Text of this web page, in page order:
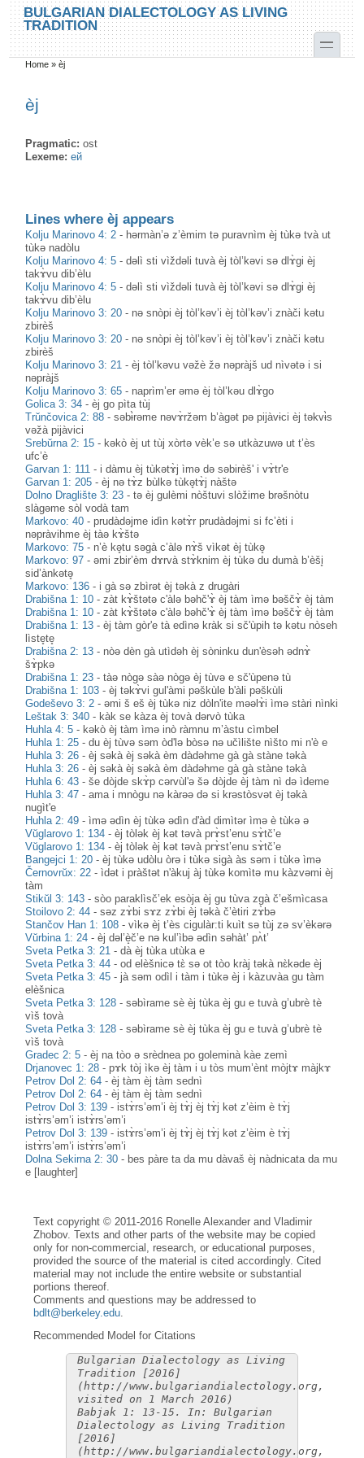
Skip to main content
Skip to search
BULGARIAN DIALECTOLOGY AS LIVING
TRADITION
toggle
You are here
Home »èj
èj
Pragmatic:ost
Lexeme:ей
Lines where èj appears
Kolju Marinovo 4: 2 - hərmàn’ə z’èmim tə puravnìm èj tùkə tvà ut
tùkə nadòlu
Kolju Marinovo 4: 5 -dəlì sti vìždəli tuvà èj tòl’kəvi sə dlɤ̀gi èj
takɤ̀vu dib’èlu
Kolju Marinovo 4: 5 -dəlì sti vìždəli tuvà èj tòl’kəvi sə dlɤ̀gi èj
takɤ̀vu dib’èlu
Kolju Marinovo 3: 20 - nə snòpi èj tòl’kəv’i èj tòl’kəv’i znàči kətu
zbirèš
Kolju Marinovo 3: 20 - nə snòpi èj tòl’kəv’i èj tòl’kəv’i znàči kətu
zbirèš
Kolju Marinovo 3: 21 -èj tòl’kəvu vəžè žə nəpràjš ud nìvətə i si
nəpràjš
Kolju Marinovo 3: 65 - naprìm’er əmə èj tòl’kəu dlɤ̀go
Golica 3: 34 -èj go pìta tùj
Trŭnčovica 2: 88 -səbɨ̀rəme nəvɤ̀ržəm b’àgət pə pijàvɨci èj təkvɨ̀s
vəžà pijàvici
Srebŭrna 2: 15 - kəkò èj ut tùj xòrtə vèk’e sə utkàzuwə ut t’ès
ufc’è
Garvan 1: 111 - i dàmu èj tùkətɤ̀j ìmə də səbirèš' i vɤ̀tr'e
Garvan 1: 205 -èj nə tɤ̀z bùlkə tùkə̥tɤ̀j nàštə
Dolno Draglište 3: 23 -tə èj gulèmi nòštuvi slòžime brəšnòtu
slàgəme sòl vodà tam
Markovo: 40 -prudàdəjme idìn kətɤ̀r prudàdəjmi si fc’èti i
nəpràvihme èj tàə kɤ̀štə
Markovo: 75 - n’è kə̥tu səgà c’àlə nɤ̀š vìkət èj tùkə̥
Markovo: 97 -əmi zbir’èm dɤrvà stɤ̀knim èj tùkə du dumà b’èši̥
sid’ànkətə̥
Markovo: 136 - i gà sə zbìrət èj təkà z drugàri
Drabišna 1: 10 -zàt kɤ̀štətə c'àlə bəhč'ɤ̀ èj tàm ìmə bəščɤ̀ èj tàm
Drabišna 1: 10 -zàt kɤ̀štətə c'àlə bəhč'ɤ̀ èj tàm ìmə bəščɤ̀ èj tàm
Drabišna 1: 13 -èj tàm gòr'e tà edìnə kràk si sč'ùpih tə kətu nòseh
lìste̥te̥
Drabišna 2: 13 - nòə dèn gà utìdəh èj sòninku dun'èsəh ədnɤ̀
šɤ̀pkə
Drabišna 1: 23 -tàə nògə sàə nògə èj tùvə e sč'ùpenə tù
Drabišna 1: 103 -èj təkɤ̀vi gul'àmi pəškùle b'àli pəškùli
Godeševo 3: 2 -əmi š eš èj tùkə niz dòln'ite məəlɤ̀i ìmə stàri nìnki
Leštak 3: 340 - kàk se kàza èj tovà dərvò tùka
Huhla 4: 5 - kəkò èj tàm ìmə inò ràmnu m’àstu cìmbel
Huhla 1: 25 -du èj tùvə səm òd'lə bòsə nə učìlište nìšto mi n'è e
Huhla 3: 26 -èj səkà èj səkà èm dàdəhme gà gà stàne təkà
Huhla 3: 26 -èj səkà èj səkà èm dàdəhme gà gà stàne təkà
Huhla 6: 43 -še dòjde skɤ̀p cərvùl'ə šə dòjde èj tàm nì də ìdeme
Huhla 3: 47 -ama i mnògu nə kàrəə də si krəstòsvət èj təkà
nugìt'e
Huhla 2: 49 -ìmə ədìn èj tùkə ədìn d'àd dimìtər ìmə è tùkə ə
Vŭglarovo 1: 134 -èj tòlək èj kət təvà prɤ̀st’enu sɤ̀tč’e
Vŭglarovo 1: 134 -èj tòlək èj kət təvà prɤ̀st’enu sɤ̀tč’e
Bangejci 1: 20 -èj tùkə udòlu òrə i tùkə sigà às səm i tùkə ìmə
Černovrŭx: 22 -ìdət i pràštət n'àkuj àj tùkə komìtə mu kàzvəmi èj
tàm
Stikŭl 3: 143 -sòo paraklìsč’ek esòja èj gu tùva zgà č’ešmìcasa
Stoilovo 2: 44 -sәz zɤ̀bi sɤz zɤ̀bi èj tәkà č’ètiri zɤ̀bә
Stančov Han 1: 108 -vìkә èj t’ès cigulàr:ti kuìt sә tùj zә sv’èkәrә
Vŭrbina 1: 24 -èj dəl’è̝č’e nə kul’ìbə ədìn səhàt’ pʌ̀t’
Sveta Petka 3: 21 -dà èj tùka utùka e
Sveta Petka 3: 44 -od elèšnicə tɛ̀ sə ot tòo kràj təkà nɛ̀kəde èj
Sveta Petka 3: 45 - jà səm odìl i tàm i tùkə èj i kàzuvàa gu tàm
elèšnica
Sveta Petka 3: 128 -səbìrame sè èj tùka èj gu e tuvà g’ubrè tè
vìš tovà
Sveta Petka 3: 128 -səbìrame sè èj tùka èj gu e tuvà g’ubrè tè
vìš tovà
Gradec 2: 5 -èj na tòo ə srèdnea po goleminà kàe zemì
Drjanovec 1: 28 -pɤk tòj ìkə èj tàm i u tòs mum’ènt mòjtɤ màjkɤ
Petrov Dol 2: 64 -èj tàm èj tàm sednì
Petrov Dol 2: 64 -èj tàm èj tàm sednì
Petrov Dol 3: 139 - istɤ̀rs’əm’i èj tɤ̀j èj tɤ̀j kət z’èim è tɤ̀j
istɤ̀rs’əm’i istɤ̀rs’əm’i
Petrov Dol 3: 139 - istɤ̀rs’əm’i èj tɤ̀j èj tɤ̀j kət z’èim è tɤ̀j
istɤ̀rs’əm’i istɤ̀rs’əm’i
Dolna Sekirna 2: 30 - bes pàre ta da mu dàvaš èj nàdnicata da mu
e [laughter]
Text copyright © 2011-2016 Ronelle Alexander and Vladimir
Zhobov. Texts and other parts of the website may be copied
only for non-commercial, research, or educational purposes,
provided the source of the material is cited accordingly. Cited
material may not include the entire website or substantial
portions thereof.
Comments and questions may be addressed to
bdlt@berkeley.edu.
Recommended Model for Citations
Bulgarian Dialectology as Living
Tradition [2016]
(http://www.bulgariandialectology.org,
visited on 1 March 2016)
Babjak 1: 13-15. In: Bulgarian
Dialectology as Living Tradition
[2016]
(http://www.bulgariandialectology.org,